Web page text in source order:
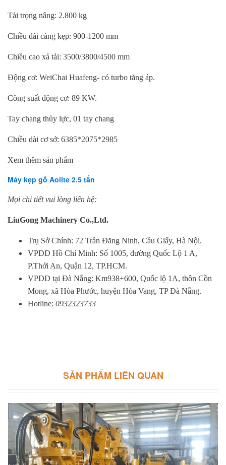
Tải trọng nâng: 2.800 kg
Chiều dài càng kẹp: 900-1200 mm
Chiều cao xả tải: 3500/3800/4500 mm
Động cơ: WeiChai Huafeng- có turbo tăng áp.
Công suất động cơ: 89 KW.
Tay chang thủy lực, 01 tay chang
Chiều dài cơ sở: 6385*2075*2985
Xem thêm sản phẩm
Máy kẹp gỗ Aolite 2.5 tấn
Mọi chi tiết vui lòng liên hệ:
LiuGong Machinery Co.,Ltd.
Trụ Sở Chính: 72 Trần Đăng Ninh, Cầu Giấy, Hà Nội.
VPDD Hồ Chí Minh: Số 1005, đường Quốc Lộ 1 A,
P.Thới An, Quận 12, TP.HCM.
VPDD tại Đà Nẵng: Km938+600, Quốc lộ 1A, thôn Cồn
Mong, xã Hòa Phước, huyện Hòa Vang, TP Đà Nẵng.
Hotline: 0932323733
SẢN PHẨM LIÊN QUAN